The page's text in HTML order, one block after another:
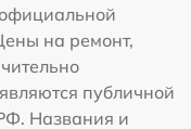
на ремонт,
публичной
Названия и